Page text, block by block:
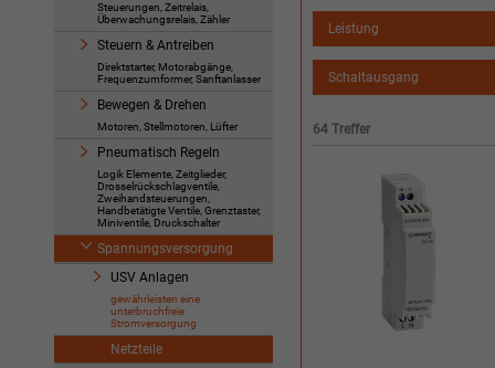
Steuerungen, Zeitrelais,
Überwachungsrelais, Zähler
Steuern & Antreiben
Direktstarter, Motorabgänge,
Frequenzumformer, Sanftanlasser
Bewegen & Drehen
Motoren, Stellmotoren, Lüfter
Pneumatisch Regeln
Logik Elemente, Zeitglieder,
Drosselrückschlagventile,
Zweihandsteuerungen,
Handbetätigte Ventile, Grenztaster,
Miniventile, Druckschalter
Spannungsversorgung
USV Anlagen
gewährleisten eine
unterbruchfreie
Stromversorgung
Netzteile
Leistung
Schaltausgang
64 Treffer